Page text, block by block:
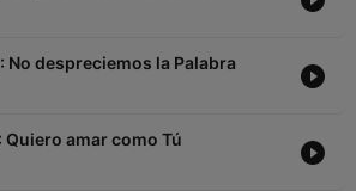
No despreciemos la Palabra
Quiero amar como Tú